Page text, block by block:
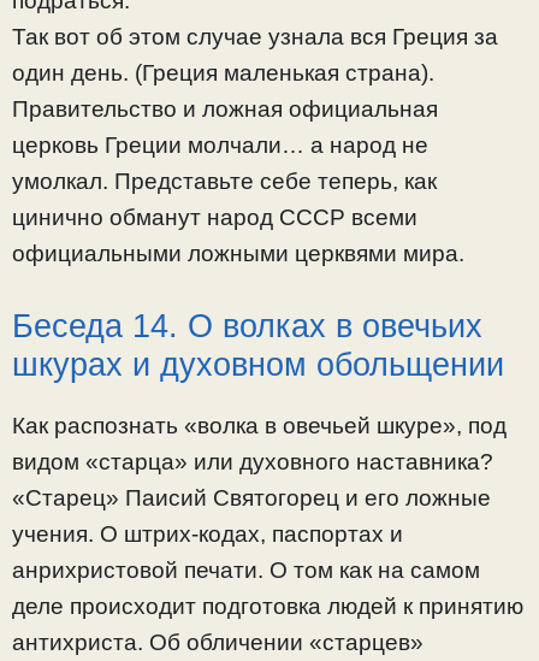
Так вот об этом случае узнала вся Греция за
один день. (Греция маленькая страна).
Правительство и ложная официальная
церковь Греции молчали… а народ не
умолкал. Представьте себе теперь, как
цинично обманут народ СССР всеми
официальными ложными церквями мира.
Беседа 14. О волках в овечьих
шкурах и духовном обольщении
Как распознать «волка в овечьей шкуре», под
видом «старца» или духовного наставника?
«Старец» Паисий Святогорец и его ложные
учения. О штрих-кодах, паспортах и
анрихристовой печати. О том как на самом
деле происходит подготовка людей к принятию
антихриста. Об обличении «старцев»